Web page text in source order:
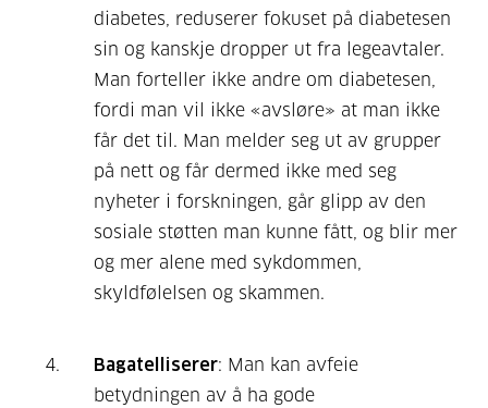
diabetes, reduserer fokuset på diabetesen
sin og kanskje dropper ut fra legeavtaler.
Man forteller ikke andre om diabetesen,
fordi man vil ikke «avsløre» at man ikke
får det til. Man melder seg ut av grupper
på nett og får dermed ikke med seg
nyheter i forskningen, går glipp av den
sosiale støtten man kunne fått, og blir mer
og mer alene med sykdommen,
skyldfølelsen og skammen.
Bagatelliserer: Man kan avfeie
betydningen av å ha gode